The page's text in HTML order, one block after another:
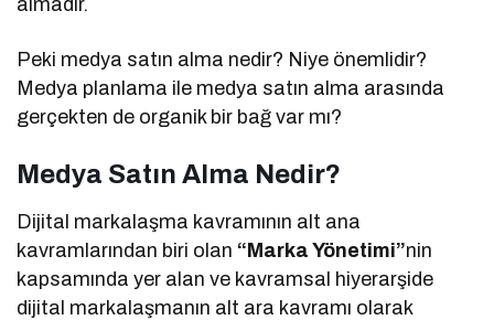
Peki medya satın alma nedir? Niye önemlidir?
Medya planlama ile medya satın alma arasında
gerçekten de organik bir bağ var mı?
Medya Satın Alma Nedir?
Dijital markalaşma kavramının alt ana
kavramlarından biri olan “Marka Yönetimi”nin
kapsamında yer alan ve kavramsal hiyerarşide
dijital markalaşmanın alt ara kavramı olarak